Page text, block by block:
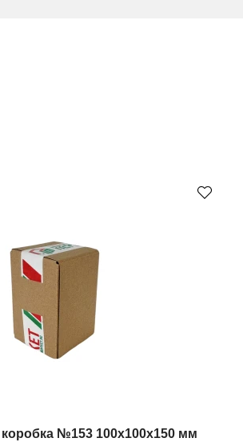
коробка №153 100х100х150 мм